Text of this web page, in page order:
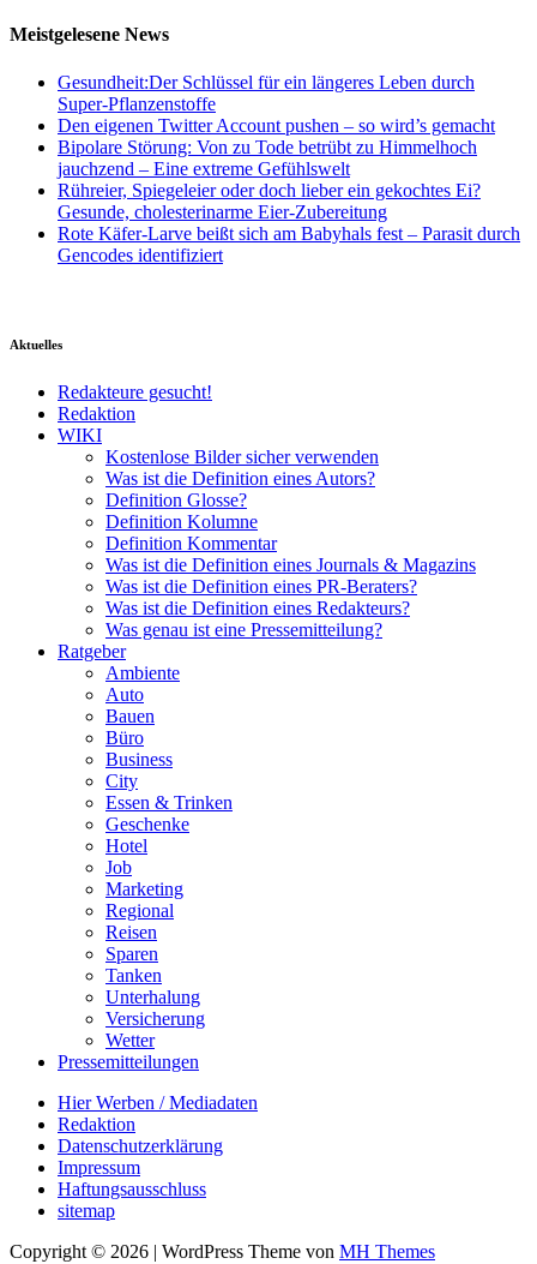
Meistgelesene News
Gesundheit:Der Schlüssel für ein längeres Leben durch
Super-Pflanzenstoffe
Den eigenen Twitter Account pushen – so wird’s gemacht
Bipolare Störung: Von zu Tode betrübt zu Himmelhoch
jauchzend – Eine extreme Gefühlswelt
Rühreier, Spiegeleier oder doch lieber ein gekochtes Ei?
Gesunde, cholesterinarme Eier-Zubereitung
Rote Käfer-Larve beißt sich am Babyhals fest – Parasit durch
Gencodes identifiziert
Aktuelles
Redakteure gesucht!
Redaktion
WIKI
Kostenlose Bilder sicher verwenden
Was ist die Definition eines Autors?
Definition Glosse?
Definition Kolumne
Definition Kommentar
Was ist die Definition eines Journals & Magazins
Was ist die Definition eines PR-Beraters?
Was ist die Definition eines Redakteurs?
Was genau ist eine Pressemitteilung?
Ratgeber
Ambiente
Auto
Bauen
Büro
Business
City
Essen & Trinken
Geschenke
Hotel
Job
Marketing
Regional
Reisen
Sparen
Tanken
Unterhalung
Versicherung
Wetter
Pressemitteilungen
Hier Werben / Mediadaten
Redaktion
Datenschutzerklärung
Impressum
Haftungsausschluss
sitemap
Copyright © 2026 | WordPress Theme von MH Themes